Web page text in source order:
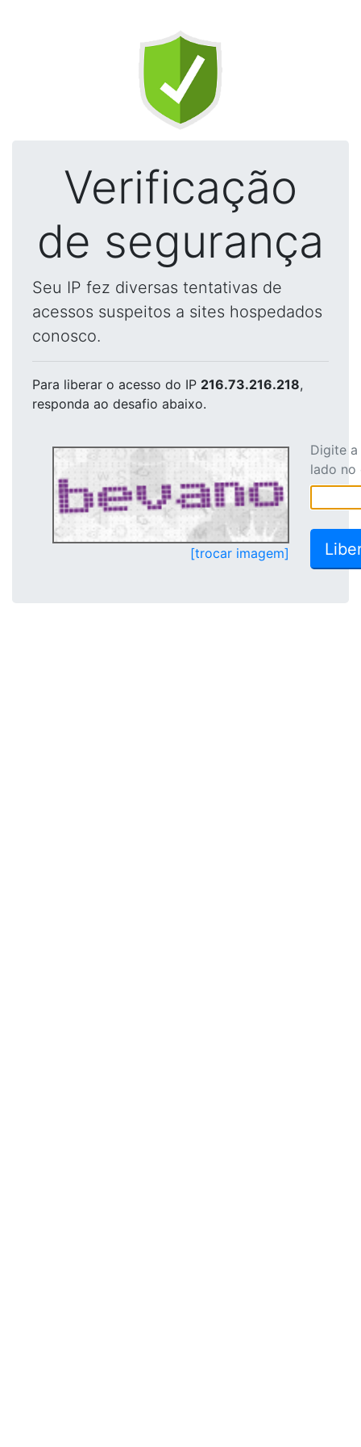
Verificação
de segurança
Seu IP fez diversas tentativas de
acessos suspeitos a sites hospedados
conosco.
Para liberar o acesso do IP 216.73.216.218,
responda ao desafio abaixo.
[trocar imagem]
Digite
lado no